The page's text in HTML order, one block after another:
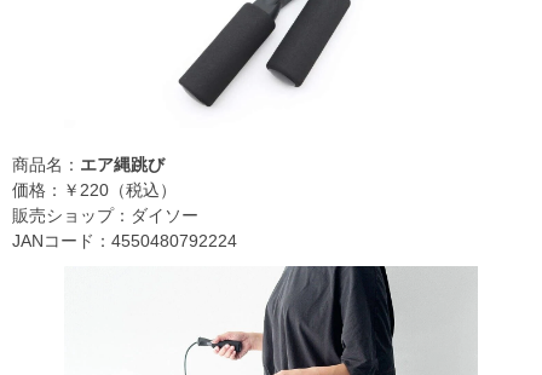
商品名： エア縄跳び
価格：￥220（税込）
販売ショップ：ダイソー
JANコード：4550480792224